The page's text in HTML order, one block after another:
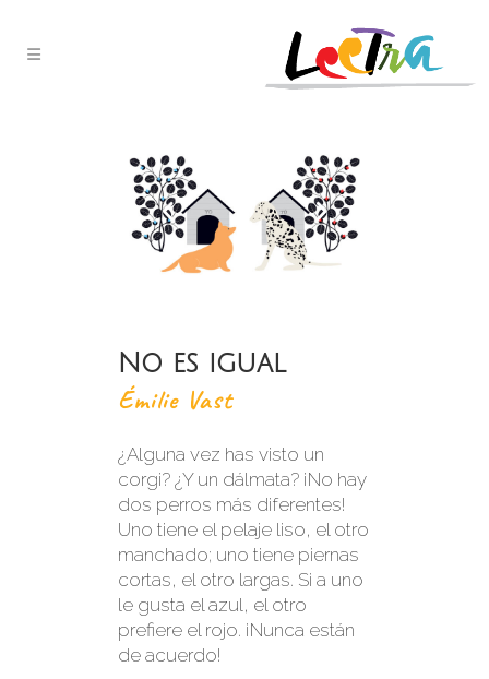
No es igual
Émilie Vast
¿Alguna vez has visto un
corgi? ¿Y un dálmata? ¡No hay
dos perros más diferentes!
Uno tiene el pelaje liso, el otro
manchado; uno tiene piernas
cortas, el otro largas. Si a uno
le gusta el azul, el otro
prefiere el rojo. ¡Nunca están
de acuerdo!